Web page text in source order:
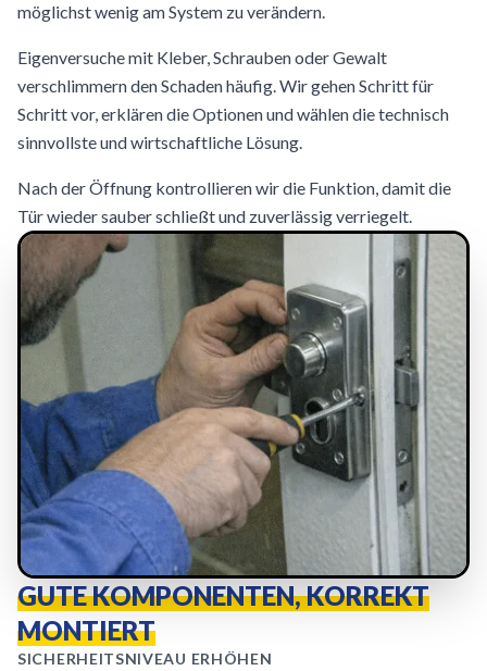
möglichst wenig am System zu verändern.
Eigenversuche mit Kleber, Schrauben oder Gewalt
verschlimmern den Schaden häufig. Wir gehen Schritt für
Schritt vor, erklären die Optionen und wählen die technisch
sinnvollste und wirtschaftliche Lösung.
Nach der Öffnung kontrollieren wir die Funktion, damit die
Tür wieder sauber schließt und zuverlässig verriegelt.
GUTE KOMPONENTEN, KORREKT
MONTIERT
SICHERHEITSNIVEAU ERHÖHEN